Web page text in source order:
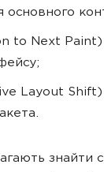
основного
to Next
Layout Shift)
знайти